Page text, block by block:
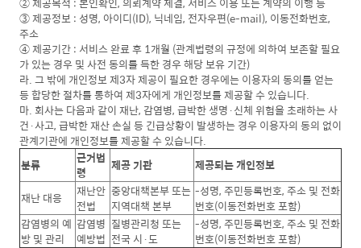
③ 제공정보 : 성명, 아이디(ID), 닉네임, 전자우편(e-mail), 이동전화번호,
주소
④ 제공기간 : 서비스 완료 후 1개월 (관계법령의 규정에 의하여 보존할 필요
가 있는 경우 및 사전 동의를 득한 경우 해당 보유 기간)
라. 그 밖에 개인정보 제3자 제공이 필요한 경우에는 이용자의 동의를 얻는
등 합당한 절차를 통하여 제3자에게 개인정보를 제공할 수 있습니다.
마. 회사는 다음과 같이 재난, 감염병, 급박한 생명·신체 위험을 초래하는 사
건·사고, 급박한 재산 손실 등 긴급상황이 발생하는 경우 이용자의 동의 없이
관계기관에 개인정보를 제공할 수 있습니다.
분류
근거법
령
제공 기관
제공되는 개인정보
재난 대응
재난안
전법
중앙대책본부 또는
지역대책 본부
-성명, 주민등록번호, 주소 및 전화
번호(이동전화번호 포함)
감염병의 예
방 및 관리
감염병
예방법
질병관리청 또는
전국 시·도
-성명, 주민등록번호, 주소 및 전화
번호(이동전화번호 포함)